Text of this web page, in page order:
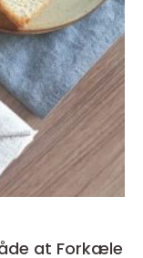
at Forkæle